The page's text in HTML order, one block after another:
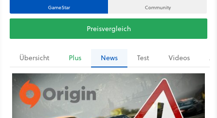
GameStar Community
Preisvergleich
Übersicht Plus News Test Videos